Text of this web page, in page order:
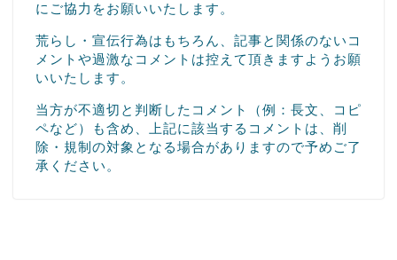
にご協力をお願いいたします。
荒らし・宣伝行為はもちろん、記事と関係のないコ
メントや過激なコメントは控えて頂きますようお願
いいたします。
当方が不適切と判断したコメント（例：長文、コピ
ペなど）も含め、上記に該当するコメントは、削
除・規制の対象となる場合がありますので予めご了
承ください。